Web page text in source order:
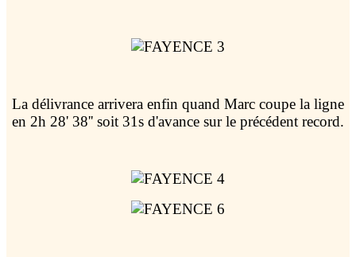
La délivrance arrivera enfin quand Marc coupe la ligne
en 2h 28' 38'' soit 31s d'avance sur le précédent record.